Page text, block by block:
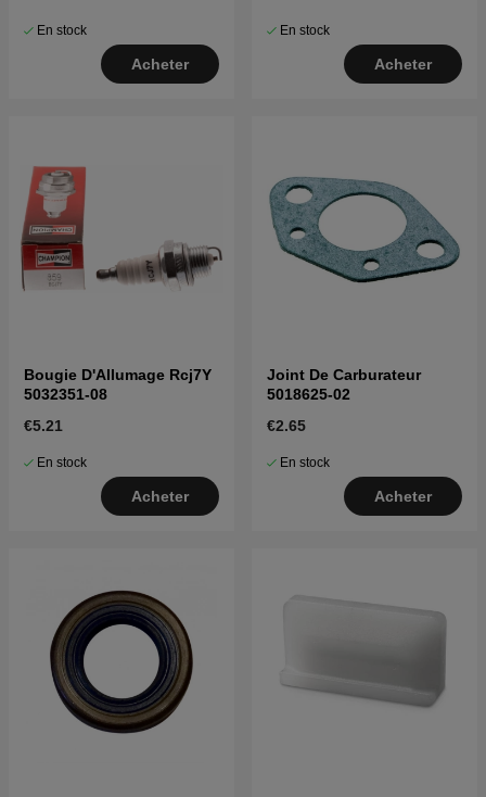
En stock
Acheter
En stock
Acheter
Bougie D'Allumage Rcj7Y
5032351-08
€5.21
En stock
Acheter
Joint De Carburateur
5018625-02
€2.65
En stock
Acheter